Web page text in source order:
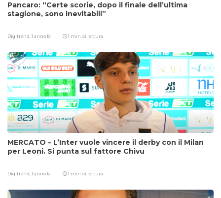
Pancaro: “Certe scorie, dopo il finale dell’ultima
stagione, sono inevitabili”
Digitrend,1 anno fa 1 min di lettura
MERCATO – L’Inter vuole vincere il derby con il Milan
per Leoni. Si punta sul fattore Chivu
Digitrend,1 anno fa 1 min di lettura